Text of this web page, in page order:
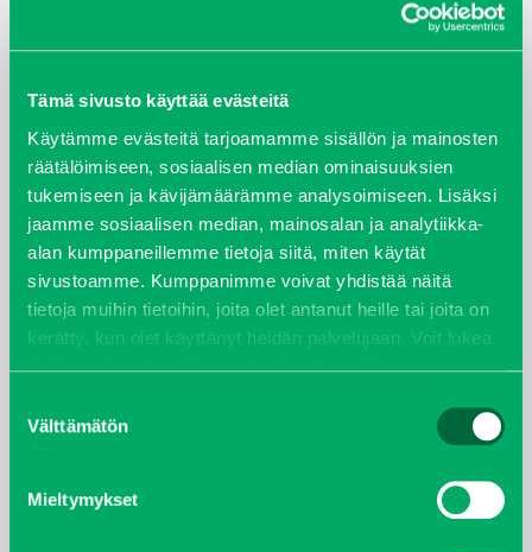
Tämä sivusto käyttää evästeitä
Käytämme evästeitä tarjoamamme sisällön ja mainosten
räätälöimiseen, sosiaalisen median ominaisuuksien
tukemiseen ja kävijämäärämme analysoimiseen. Lisäksi
jaamme sosiaalisen median, mainosalan ja analytiikka-
alan kumppaneillemme tietoja siitä, miten käytät
sivustoamme. Kumppanimme voivat yhdistää näitä
tietoja muihin tietoihin, joita olet antanut heille tai joita on
kerätty, kun olet käyttänyt heidän palvelujaan. Voit lukea
lisää evästeistä sekä muuttaa hyväksyntääsievästeet
valinta
Välttämätön
Mieltymykset
syyskuu 2023
joulukuu 2022
huhtikuu 2022
helmikuu 2022
joulukuu 2021
lokakuu 2021
kesäkuu 2021